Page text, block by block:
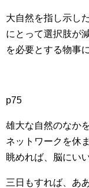
大自然を指し示し
にとって選択肢が
を必要とする物事
p75
雄大な自然のなか
ネットワークを休
眺めれば、脳にい
三日もすれば、あ